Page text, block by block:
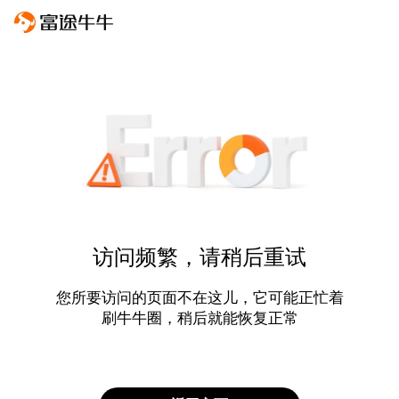
访问频繁，请稍后重试
您所要访问的页面不在这儿，它可能正忙着
刷牛牛圈，稍后就能恢复正常